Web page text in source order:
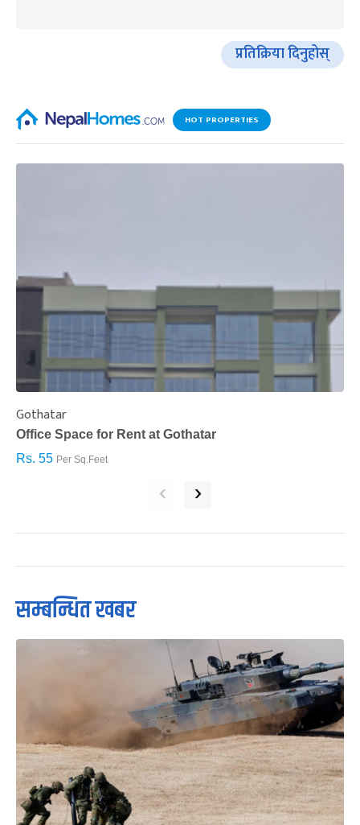
प्रतिक्रिया दिनुहोस्
HOT PROPERTIES
Gothatar
Office Space for Rent at Gothatar
Rs. 55 Per Sq.Feet
‹ ›
सम्बन्धित खबर